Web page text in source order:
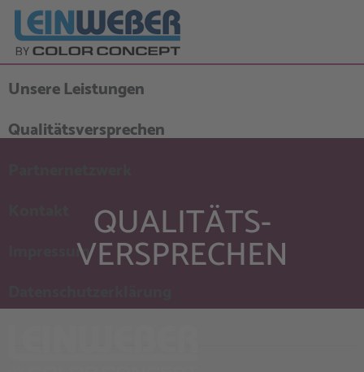
Skip to main navigation (Press Enter).
Skip to main content (Press Enter).
Unsere Leistungen
Qualitätsversprechen
Impressum
QUALITÄTS­
VERSPRECHEN